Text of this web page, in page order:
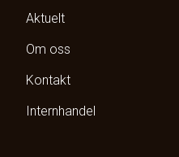
Aktuelt
Om oss
Kontakt
Internhandel